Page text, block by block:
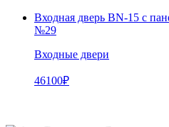
Входная дверь BN-15 с
№29
Входные двери
46100₽